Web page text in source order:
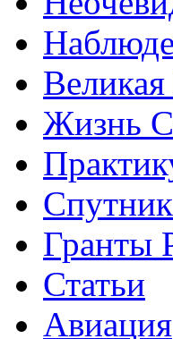
Жизнь
Статьи
Авиация